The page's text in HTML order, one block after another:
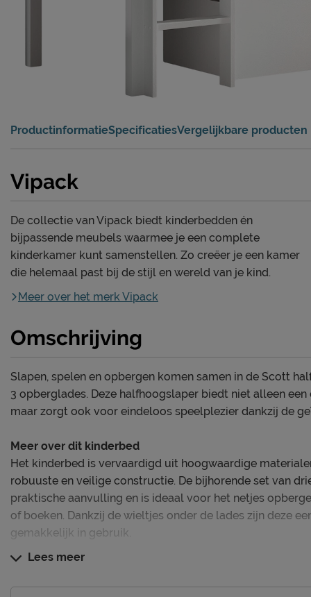
ProductinformatieSpecificatiesVergelijkbare producten
Vipack
De collectie van Vipack biedt kinderbedden én
bijpassende meubels waarmee je een complete
kinderkamer kunt samenstellen. Zo creëer je een kamer
die helemaal past bij de stijl en wereld van je kind.
Meer over het merk Vipack
Omschrijving
Slapen, spelen en opbergen komen samen in de Scott
3 opberglades. Deze halfhoogslaper biedt niet alleen
maar zorgt ook voor eindeloos speelplezier dankzij de
Meer over dit kinderbed
Het kinderbed is vervaardigd uit hoogwaardige
robuuste en veilige constructie. De bijhorende set van
praktische aanvulling en is ideaal voor het netjes
of boeken. Dankzij de wieltjes onder de lades zijn deze
gemakkelijk in gebruik.
Lees meer